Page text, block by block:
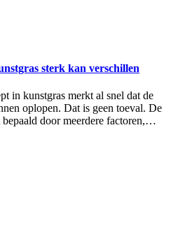
sterk kan verschillen
in kunstgras merkt al snel dat de
oplopen. Dat is geen toeval. De
door meerdere factoren,…